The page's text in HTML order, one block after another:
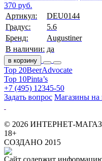
370 руб.
Артикул:
DEU0144
Градус:
5.6
Бренд:
Augustiner
В наличии: да
в корзину
Top 20BeerAdvocate
Top 10Pinta’s
+7 (495) 12345-50
Задать вопрос Магазины на
© 2026 ИНТЕРНЕТ-
18+
СОЗДАНО 2015
Сайт содержит